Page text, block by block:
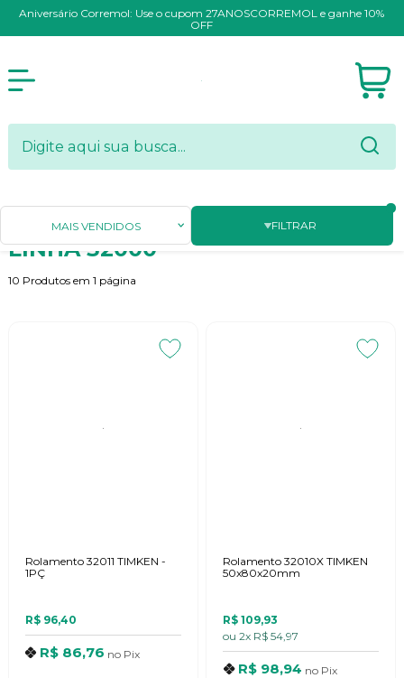
Aniversário Corremol: Use o cupom 27ANOSCORREMOL e ganhe 10%
OFF
Página Inicial ROLAMENTOS LINHA 32000
LINHA 32000
10 Produtos em 1 página
FILTRAR
MAIS VENDIDOS
Rolamento 32011 TIMKEN -
1PÇ
R$ 96,40
R$ 86,76 no Pix
Rolamento 32010X TIMKEN
50x80x20mm
R$ 109,93
ou 2x R$ 54,97
R$ 98,94 no Pix